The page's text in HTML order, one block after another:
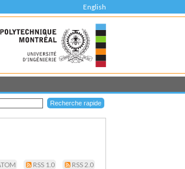
English
RSS 1.0 RSS 2.0